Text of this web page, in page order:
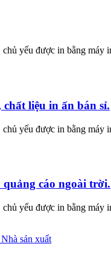
yếu được in bằng máy
liệu in ấn bán sỉ.
yếu được in bằng máy
quảng cáo ngoài trời.
yếu được in bằng máy